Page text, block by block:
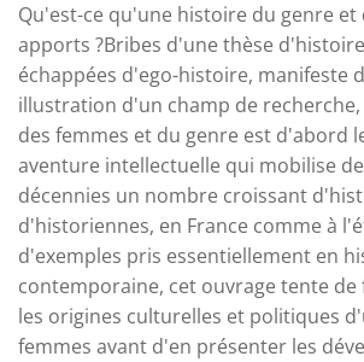
Qu'est-ce qu'une histoire du genre et
apports ?Bribes d'une thèse
échappées d'ego-histoire, manifeste
illustration d'un champ de
des femmes et du genre est d'abord
aventure intellectuelle qui mobilise
décennies un nombre croissant
d'historiennes, en France comme à
d'exemples pris essentiellement en
contemporaine, cet ouvrage tente
les origines culturelles et politiques
femmes avant d'en présenter les